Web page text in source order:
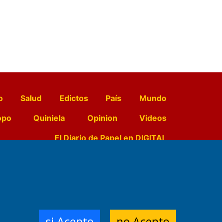
Salud Edictos País
Mundo
Quiniela Opinion
Videos
El Diario de Papel en DIGITAL